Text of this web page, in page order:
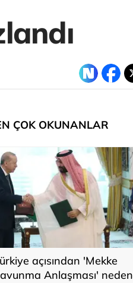
ÇOK OKUNANLAR
açısından 'Mekke
Anlaşması' neden